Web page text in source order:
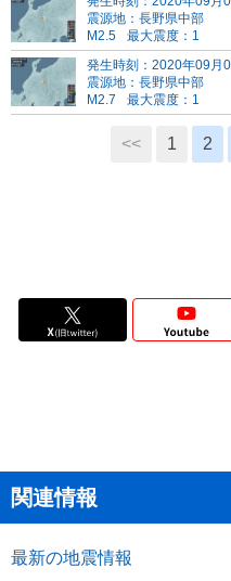
震源地：長野県中部
M2.5
最大震度：1
発生時刻：2020年09月
震源地：長野県中部
M2.7
最大震度：1
<< 1 2
関連情報
最新の地震情報